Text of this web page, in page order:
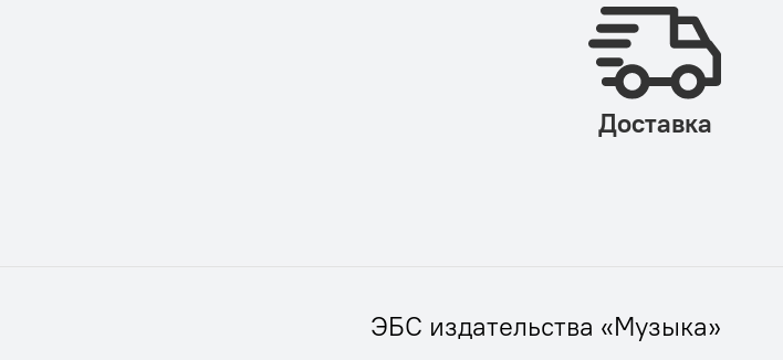
Доставка
ЭБС издательства «Музыка»